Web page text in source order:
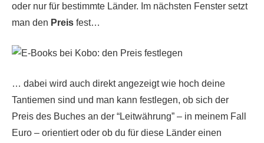
oder nur für bestimmte Länder. Im nächsten Fenster setzt
man den Preis fest…
… dabei wird auch direkt angezeigt wie hoch deine
Tantiemen sind und man kann festlegen, ob sich der
Preis des Buches an der “Leitwährung” – in meinem Fall
Euro – orientiert oder ob du für diese Länder einen